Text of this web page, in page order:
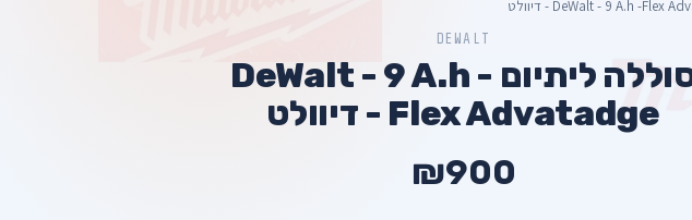
DEWALT
סוללה ליתיום DeWalt - 9 A.h -
Flex Advatadge - דיוולט
₪900